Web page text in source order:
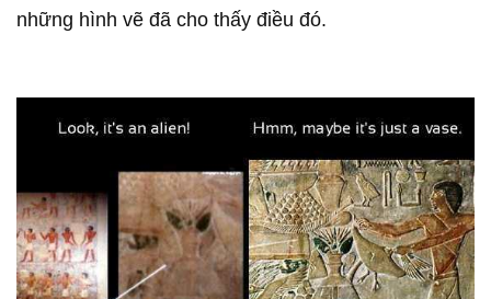
những hình vẽ đã cho thấy điều đó.